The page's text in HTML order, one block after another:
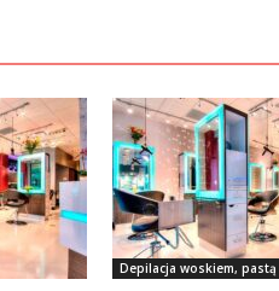
Depilacja woskiem, pastą